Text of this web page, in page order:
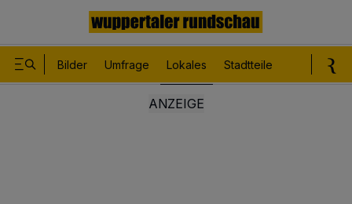
Bilder Umfrage Lokales Stadtteile